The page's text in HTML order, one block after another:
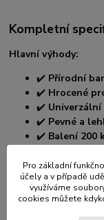
Kompletní
Hlavní výhody:
✔️ Přírodní
✔️ Hrocené
✔️
✔️ Pevné a
✔️ Balení 200
Specifikace:
Délka: 20 cm
Průměr: 2,5 mm
Pro základní
účely a v případě
využíváme
cookies můžete